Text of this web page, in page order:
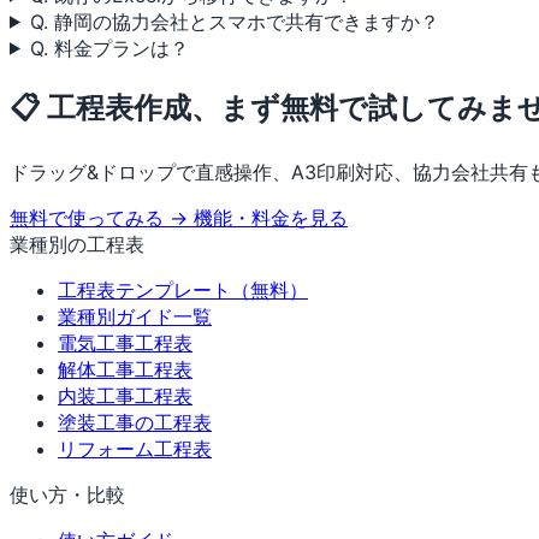
Q. 静岡の協力会社とスマホで共有できますか？
Q. 料金プランは？
📋 工程表作成、まず無料で試してみま
ドラッグ&ドロップで直感操作、A3印刷対応、協力会社共有
無料で使ってみる → 機能・料金を見る
業種別の工程表
工程表テンプレート（無料）
業種別ガイド一覧
電気工事工程表
解体工事工程表
内装工事工程表
塗装工事の工程表
リフォーム工程表
使い方・比較